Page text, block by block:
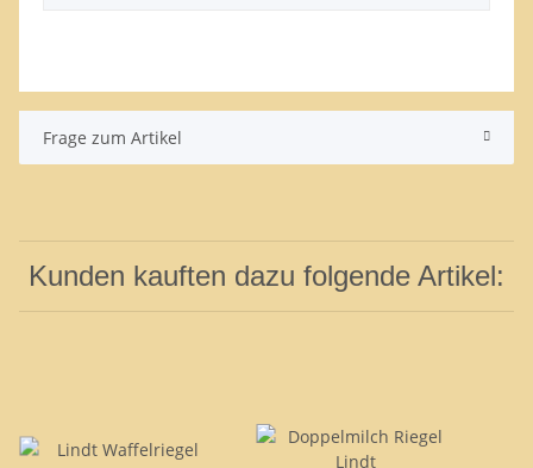
Frage zum Artikel
Kunden kauften dazu folgende Artikel: